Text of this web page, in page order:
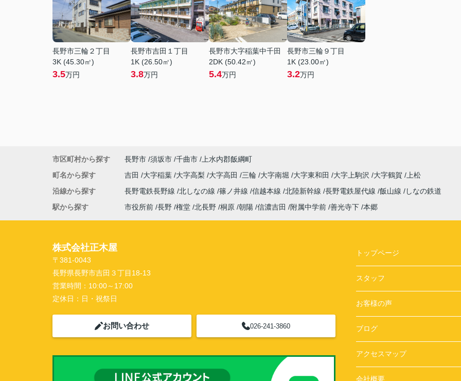
長野市三輪２丁目
3K (45.30㎡)
3.5万円
長野市吉田１丁目
1K (26.50㎡)
3.8万円
長野市大字稲葉中千田
2DK (50.42㎡)
5.4万円
長野市三輪９丁目
1K (23.00㎡)
3.2万円
市区町村から探す 長野市 須坂市 千曲市
上水内郡飯綱町
町名から探す
吉田 大字稲葉 大字高梨 大字高田 三輪 大字南堀 大字東和田 大字上駒沢 大字鶴賀
上松
沿線から探す
長野電鉄長野線 北しなの線 篠ノ井線 信越本線 北陸新幹線 長野電鉄屋代線 飯山線
しなの鉄道
駅から探す
市役所前 長野 権堂 北長野 桐原 朝陽 信濃吉田 附属中学前 善光寺下 本郷
株式会社正木屋
〒381-0043
長野県長野市吉田３丁目18-13
営業時間： 10:00～17:00
定休日： 日・祝祭日
お問い合わせ 026-241-3860
トップページ
スタッフ
お客様の声
ブログ
アクセスマップ
会社概要